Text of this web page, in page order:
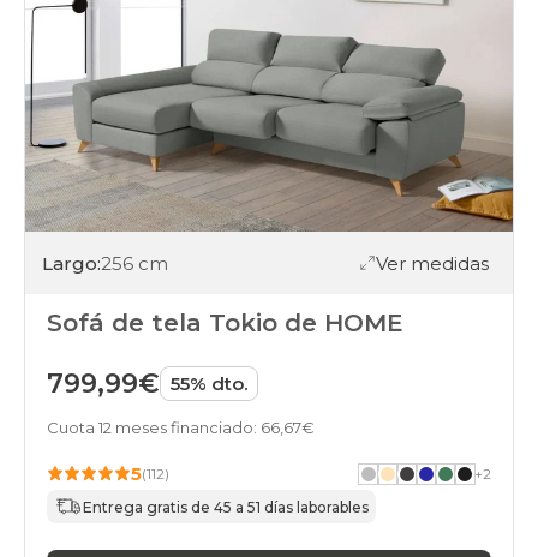
Largo:256 cm Ver medidas
Sofá de tela Tokio de HOME
799,99€ 55% dto.
Cuota 12 meses financiado: 66,67€
5(112) +2
Entrega gratis de 45 a 51 días laborables